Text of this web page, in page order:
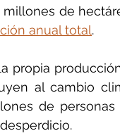
de
anual total.
propia
al cambio
de